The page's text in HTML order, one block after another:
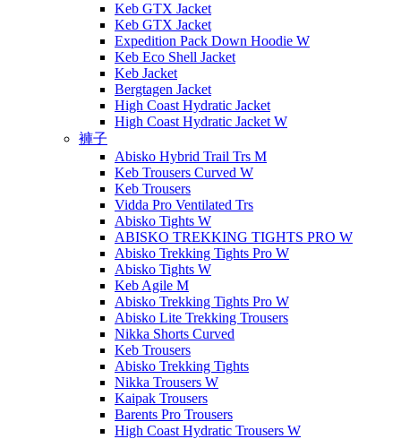
Keb GTX Jacket
Keb GTX Jacket
Expedition Pack Down Hoodie W
Keb Eco Shell Jacket
Keb Jacket
Bergtagen Jacket
High Coast Hydratic Jacket
High Coast Hydratic Jacket W
褲子
Abisko Hybrid Trail Trs M
Keb Trousers Curved W
Keb Trousers
Vidda Pro Ventilated Trs
Abisko Tights W
ABISKO TREKKING TIGHTS PRO W
Abisko Trekking Tights Pro W
Abisko Tights W
Keb Agile M
Abisko Trekking Tights Pro W
Abisko Lite Trekking Trousers
Nikka Shorts Curved
Keb Trousers
Abisko Trekking Tights
Nikka Trousers W
Kaipak Trousers
Barents Pro Trousers
High Coast Hydratic Trousers W